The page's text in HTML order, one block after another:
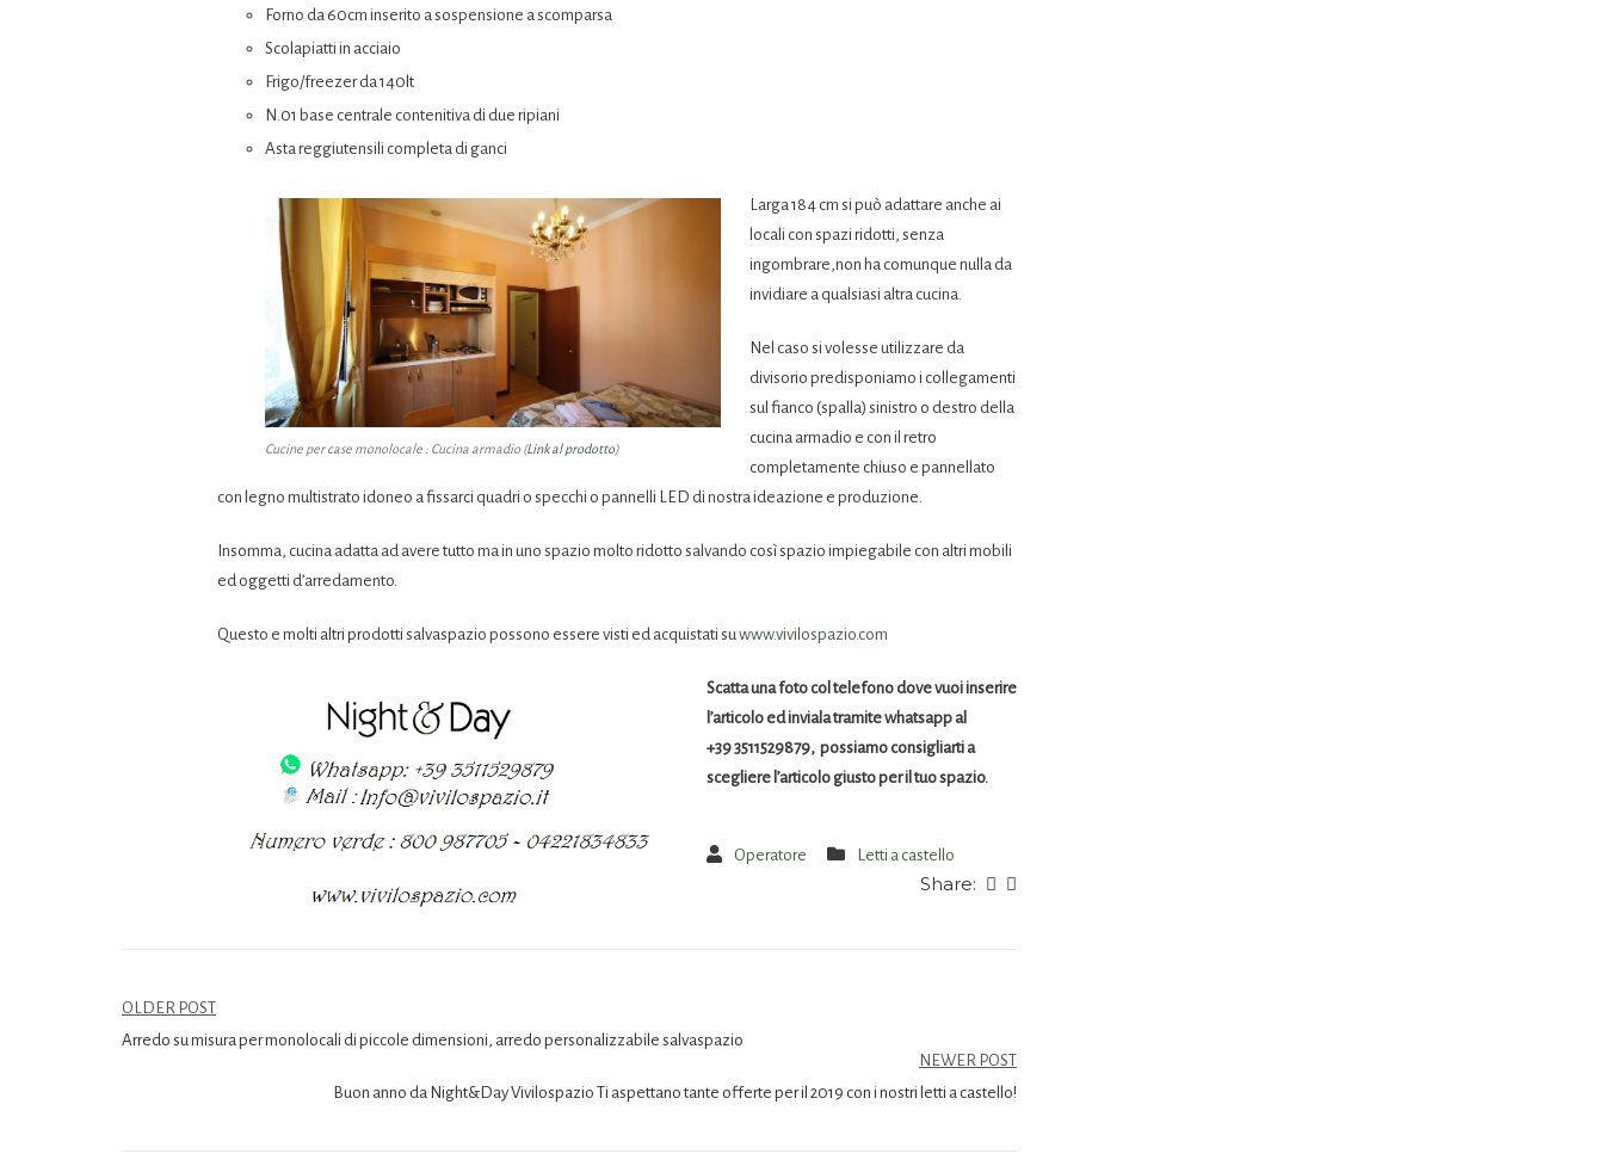
Forno da 60cm inserito a sospensione a scomparsa
Scolapiatti in acciaio
Frigo/freezer da 140lt
N.01 base centrale contenitiva di due ripiani
Asta reggiutensili completa di ganci
Cucine per case monolocale : Cucina armadio (Link al prodotto)
Larga 184 cm si può adattare anche ai
locali con spazi ridotti, senza
ingombrare,non ha comunque nulla da
invidiare a qualsiasi altra cucina.
Nel caso si volesse utilizzare da
divisorio predisponiamo i collegamenti
sul fianco (spalla) sinistro o destro della
cucina armadio e con il retro
completamente chiuso e pannellato
con legno multistrato idoneo a fissarci quadri o specchi o pannelli LED di nostra ideazione e produzione.
Insomma, cucina adatta ad avere tutto ma in uno spazio molto ridotto salvando così spazio impiegabile con altri mobili
ed oggetti d’arredamento.
Questo e molti altri prodotti salvaspazio possono essere visti ed acquistati suwww.vivilospazio.com
Scatta una foto col telefono dove vuoi inserire
l’articolo ed inviala tramite whatsapp al
+39 3511529879, possiamo consigliarti a
scegliere l’articolo giusto per il tuo spazio.
Operatore Letti a castello
Share:
OLDER POST
Arredo su misura per monolocali di piccole dimensioni, arredo personalizzabile salvaspazio
NEWER POST
Buon anno da Night&Day Vivilospazio Ti aspettano tante offerte per il 2019 con i nostri letti a castello!